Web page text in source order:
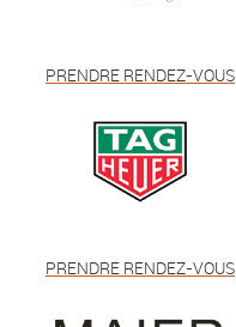
PRENDRE RENDEZ-VOUS
PRENDRE RENDEZ-VOUS